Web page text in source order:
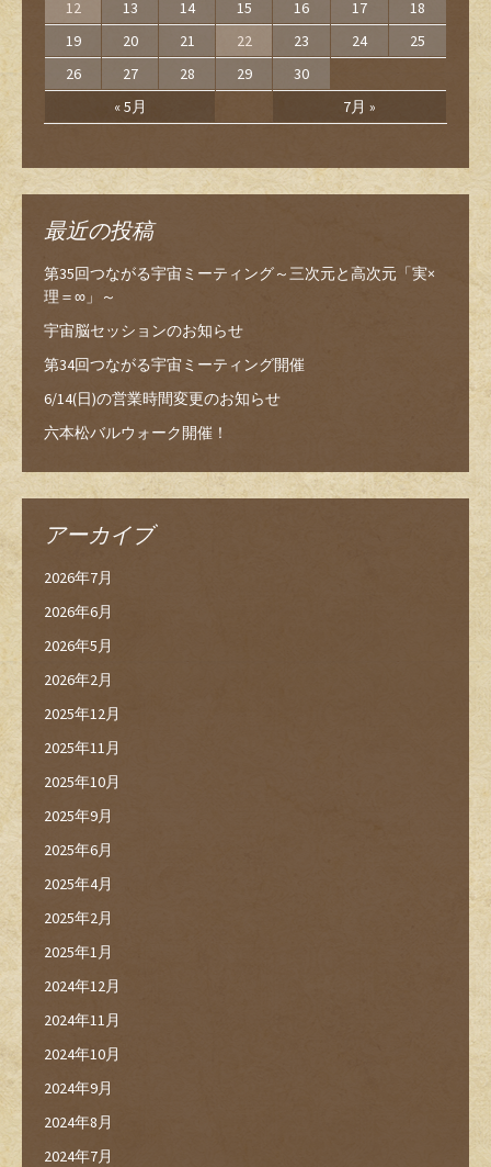
« 5月 7月 »
12 13 14 15 16 17
18
19
20 21 22 23 24
25
26
27 28 29 30
最近の投稿
第35回つながる宇宙ミーティング～三次元と高次元「実×
理＝∞」～
宇宙脳セッションのお知らせ
第34回つながる宇宙ミーティング開催
6/14(日)の営業時間変更のお知らせ
六本松バルウォーク開催！
アーカイブ
2026年7月
2026年6月
2026年5月
2026年2月
2025年12月
2025年11月
2025年10月
2025年9月
2025年6月
2025年4月
2025年2月
2025年1月
2024年12月
2024年11月
2024年10月
2024年9月
2024年8月
2024年7月